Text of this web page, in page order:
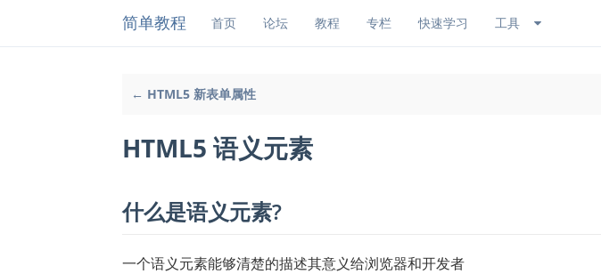
简单教程 首页 论坛 教程 专栏 快速学习 工具
← HTML5 新表单属性
HTML5 语义元素
什么是语义元素?
一个语义元素能够清楚的描述其意义给浏览器和开发者